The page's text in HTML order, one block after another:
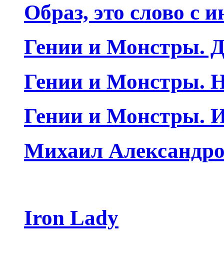
Образ, это слово с
Гении и Монстры.
Гении и Монстры.
Гении и Монстры.
Михаил
Iron Lady